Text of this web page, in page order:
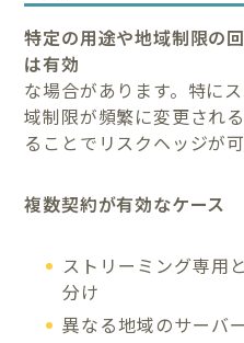
特定の用途や地域制限の
は有効
な場合があります。特に
域制限が頻繁に変更され
ることでリスクヘッジが可
複数契約が有効なケース
ストリーミング専用
分け
異なる地域のサーバ